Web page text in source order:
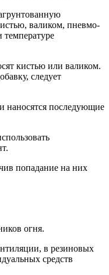
валиком, пневмо-
кистью или валиком.
следует
наносятся последующие
попадание на них
огня.
в резиновых
средств